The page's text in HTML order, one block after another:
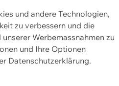
und andere Technologien,
zu verbessern und die
Werbemassnahmen zu
und Ihre Optionen
Datenschutzerklärung.